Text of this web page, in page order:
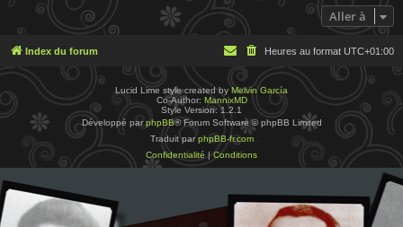
Aller à
Index du forum Heures au format UTC+01:00
Lucid Lime style created by Melvin García
Co-Author: MannixMD
Style Version: 1.2.1
Développé parphpBB® Forum Software © phpBB Limited
Traduit parphpBB-fr.com
Confidentialité|Conditions